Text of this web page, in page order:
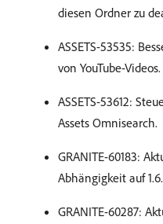
diesen Ordner zu
ASSETS-53535:
von YouTube-Videos.
ASSETS-53612:
Assets Omnisearch.
GRANITE-60183:
Abhängigkeit auf
GRANITE-60287: